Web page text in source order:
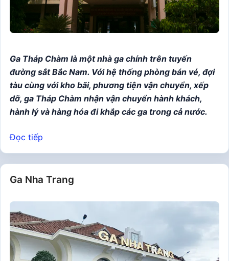
Ga Tháp Chàm là một nhà ga chính trên tuyến
đường sắt Bắc Nam. Với hệ thống phòng bán vé, đợi
tàu cùng với kho bãi, phương tiện vận chuyển, xếp
dỡ, ga Tháp Chàm nhận vận chuyển hành khách,
hành lý và hàng hóa đi khắp các ga trong cả nước.
Đọc tiếp
Ga Nha Trang